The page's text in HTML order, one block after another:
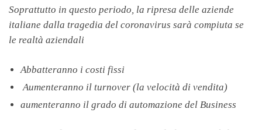
Soprattutto in questo periodo, la ripresa delle aziende
italiane dalla tragedia del coronavirus sarà compiuta se
le realtà aziendali
Abbatteranno i costi fissi
Aumenteranno il turnover (la velocità di vendita)
aumenteranno il grado di automazione del Business